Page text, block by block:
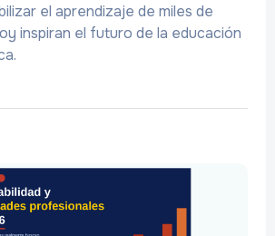
el aprendizaje de miles de
inspiran el futuro de la educación